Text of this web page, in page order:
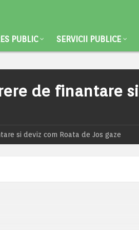
PUBLIC SERVICII PUBLICE
de finantare si
si deviz com Roata de Jos gaze